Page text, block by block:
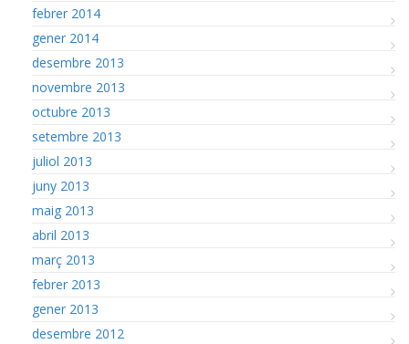
febrer 2014
gener 2014
desembre 2013
novembre 2013
octubre 2013
setembre 2013
juliol 2013
juny 2013
maig 2013
abril 2013
març 2013
febrer 2013
gener 2013
desembre 2012